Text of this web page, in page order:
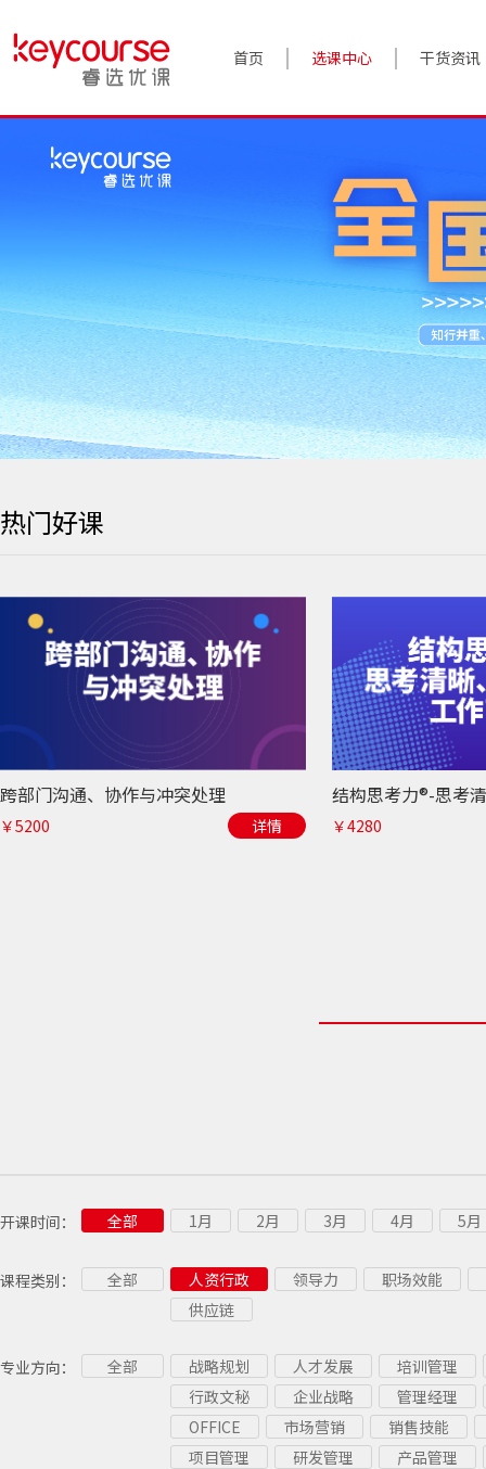
首页 选课中心 干货资讯
政策前沿
答疑精选
睿选视角
热门好课
跨部门沟通、协作与冲突处理
￥5200 详情 ￥4280
开课时间： 全部 1月 2月 3月 4月 5月
课程类别： 全部 人资行政 领导力
职场效能
供应链
专业方向： 全部 战略规划 人才发展
培训管理
行政文秘
企业战略
管理经理
OFFICE
市场营销
销售技能
项目管理
研发管理
产品管理